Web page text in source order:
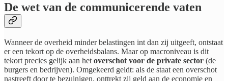
De wet van de communicerende vaten
Wanneer de overheid minder belastingen int dan zij uitgeeft, ontstaat
er een tekort op de overheidsbalans. Maar op macroniveau is dit
tekort precies gelijk aan het overschot voor de private sector (de
burgers en bedrijven). Omgekeerd geldt: als de staat een overschot
nastreeft door te bezuinigen, onttrekt zij geld aan de economie en